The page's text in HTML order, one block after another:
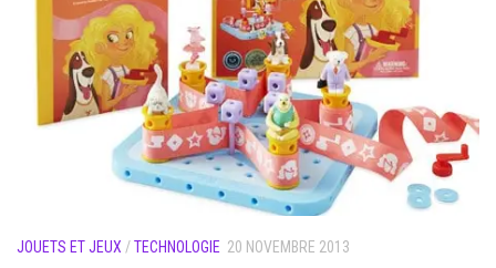
JOUETS ET JEUX /TECHNOLOGIE 20 NOVEMBRE 2013